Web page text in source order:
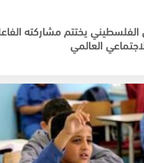
الفلسطيني يختتم مشاركته
العالمي